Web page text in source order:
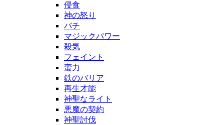
侵食
神の怒り
バチ
マジックパワー
殺気
フェイント
蛮力
鉄のバリア
再生才能
神聖なライト
悪魔の契約
神聖討伐